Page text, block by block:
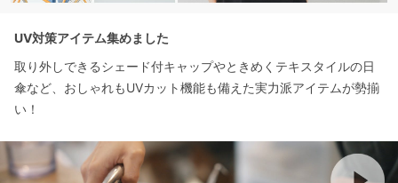
UV対策アイテム集めました
取り外しできるシェード付キャップやときめくテキスタイルの日
傘など、おしゃれもUVカット機能も備えた実力派アイテムが勢揃
い！